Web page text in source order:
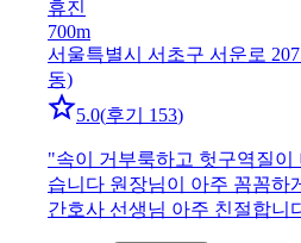
휴진
700m
서울특별시 서초구 서운로
동)
5.0(후기 153)
"속이 거부룩하고 헛구역질
습니다 원장님이 아주 꼼꼼하
간호사 선생님 아주 친절합니